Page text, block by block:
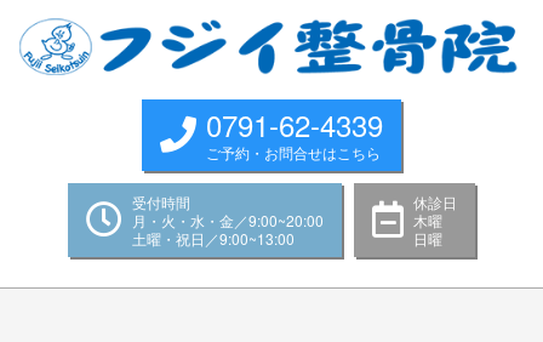
content
0791-62-4339
ご予約・お問合せはこちら
受付時間
月・火・水・金／9:00~20:00
土曜・祝日／9:00~13:00
休診日
木曜
日曜